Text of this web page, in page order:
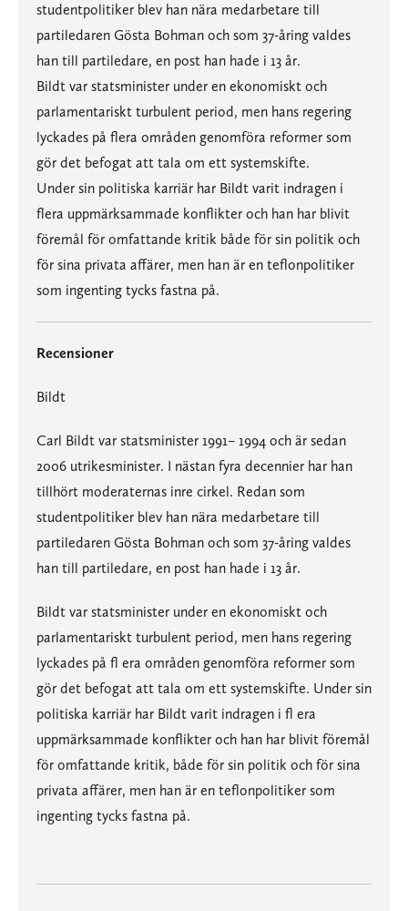
studentpolitiker blev han nära medarbetare till
partiledaren Gösta Bohman och som 37-åring valdes
han till partiledare, en post han hade i 13 år.
Bildt var statsminister under en ekonomiskt och
parlamentariskt turbulent period, men hans regering
lyckades på flera områden genomföra reformer som
gör det befogat att tala om ett systemskifte.
Under sin politiska karriär har Bildt varit indragen i
flera uppmärksammade konflikter och han har blivit
föremål för omfattande kritik både för sin politik och
för sina privata affärer, men han är en teflonpolitiker
som ingenting tycks fastna på.
Recensioner
Bildt
Carl Bildt var statsminister 1991– 1994 och är sedan
2006 utrikesminister. I nästan fyra decennier har han
tillhört moderaternas inre cirkel. Redan som
studentpolitiker blev han nära medarbetare till
partiledaren Gösta Bohman och som 37-åring valdes
han till partiledare, en post han hade i 13 år.
Bildt var statsminister under en ekonomiskt och
parlamentariskt turbulent period, men hans regering
lyckades på fl era områden genomföra reformer som
gör det befogat att tala om ett systemskifte. Under sin
politiska karriär har Bildt varit indragen i fl era
uppmärksammade konflikter och han har blivit föremål
för omfattande kritik, både för sin politik och för sina
privata affärer, men han är en teflonpolitiker som
ingenting tycks fastna på.